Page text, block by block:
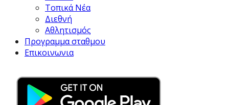
Τοπικά Νέα
Διεθνή
Αθλητισμός
Προγραμμα σταθμου
Επικοινωνια